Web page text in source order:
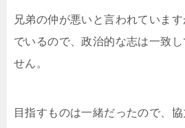
兄弟の仲が悪いと言われていま
でいるので、政治的な志は一致
せん。
目指すものは一緒だったので、